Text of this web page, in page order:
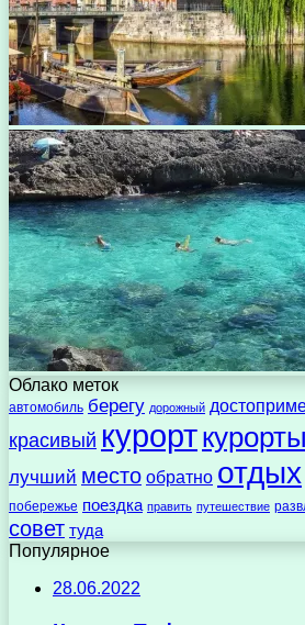
Облако меток
автомобиль берегу дорожный
красивый курорткурорты
лучший место обратно отдых
побережье поездка править путешествие
совет туда
Популярное
28.06.2022